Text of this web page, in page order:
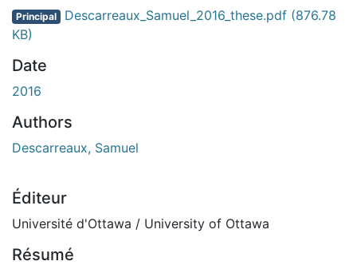
Principal Descarreaux_Samuel_2016_these.pdf (876.78
KB)
Date
2016
Authors
Descarreaux, Samuel
Éditeur
Université d'Ottawa / University of Ottawa
Résumé